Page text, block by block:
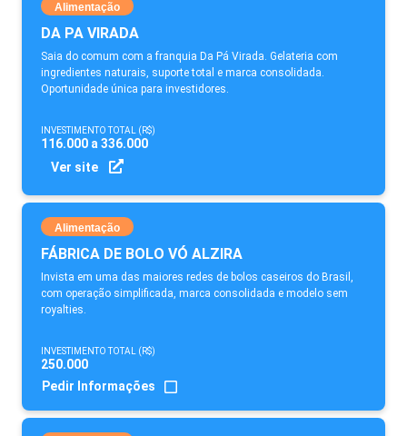
Alimentação
DA PA VIRADA
Saia do comum com a franquia Da Pá Virada. Gelateria com
ingredientes naturais, suporte total e marca consolidada.
Oportunidade única para investidores.
INVESTIMENTO TOTAL (R$)
116.000 a 336.000
Ver site
Alimentação
FÁBRICA DE BOLO VÓ ALZIRA
Invista em uma das maiores redes de bolos caseiros do Brasil,
com operação simplificada, marca consolidada e modelo sem
royalties.
INVESTIMENTO TOTAL (R$)
250.000
Pedir Informações